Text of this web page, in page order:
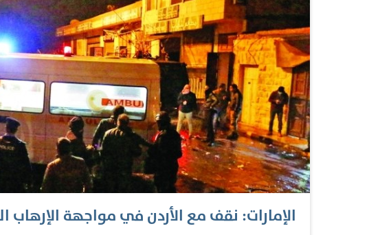
الإمارات: نقف مع الأردن في مواجهة الإرهاب